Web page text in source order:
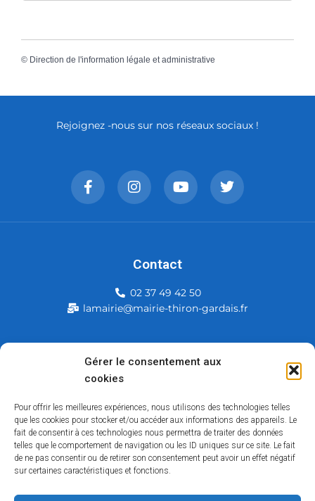
Gérer le consentement aux
cookies
Pour offrir les meilleures expériences, nous utilisons des technologies telles
que les cookies pour stocker et/ou accéder aux informations des appareils. Le
fait de consentir à ces technologies nous permettra de traiter des données
telles que le comportement de navigation ou les ID uniques sur ce site. Le fait
de ne pas consentir ou de retirer son consentement peut avoir un effet négatif
sur certaines caractéristiques et fonctions.
© Direction de l'information légale et administrative
Mairie de Thiron-Gardais
28480 Thiron-Gardais
Rejoignez -nous sur nos réseaux sociaux !
Contact
02 37 49 42 50
lamairie@mairie-thiron-gardais.fr